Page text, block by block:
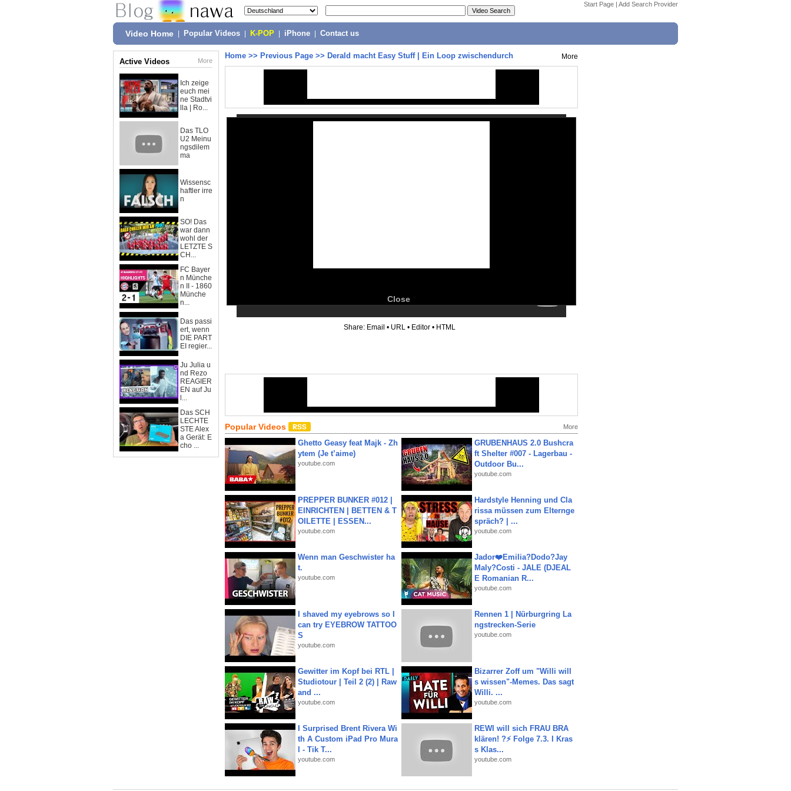
Start Page | Add Search Provider
Video Home Popular Videos K-POP iPhone Contact us
Active Videos More
Ich zeige
euch mei
ne Stadtvi
lla | Ro...
Das TLO
U2 Meinu
ngsdilem
ma
Wissensc
haftler irre
n
SO! Das
war dann
wohl der
LETZTE S
CH...
FC Bayer
n Münche
n II - 1860
Münche
n...
Das passi
ert, wenn
DIE PART
EI regier...
Ju Julia u
nd Rezo
REAGIER
EN auf Ju
l...
Das SCH
LECHTE
STE Alex
a Gerät: E
cho ...
Home >> Previous Page >> Derald macht Easy Stuff | Ein Loop zwischendurch More
Close
Share: Email • URL • Editor • HTML
Popular Videos More
Ghetto Geasy feat Majk - Zh
ytem (Je t’aime)
youtube.com
GRUBENHAUS 2.0 Bushcra
ft Shelter #007 - Lagerbau -
Outdoor Bu...
youtube.com
PREPPER BUNKER #012 |
EINRICHTEN | BETTEN & T
OILETTE | ESSEN...
youtube.com
Hardstyle Henning und Cla
rissa müssen zum Elternge
spräch? | ...
youtube.com
Wenn man Geschwister ha
t.
youtube.com
Jador❤️Emilia?Dodo?Jay
Maly?Costi - JALE (DJEAL
E Romanian R...
youtube.com
I shaved my eyebrows so I
can try EYEBROW TATTOO
S
youtube.com
Rennen 1 | Nürburgring La
ngstrecken-Serie
youtube.com
Gewitter im Kopf bei RTL |
Studiotour | Teil 2 (2) | Raw
and ...
youtube.com
Bizarrer Zoff um "Willi will
s wissen"-Memes. Das sagt
Willi. ...
youtube.com
I Surprised Brent Rivera Wi
th A Custom iPad Pro Mura
l - Tik T...
youtube.com
REWI will sich FRAU BRA
klären! ?⚡️ Folge 7.3. I Kras
s Klas...
youtube.com